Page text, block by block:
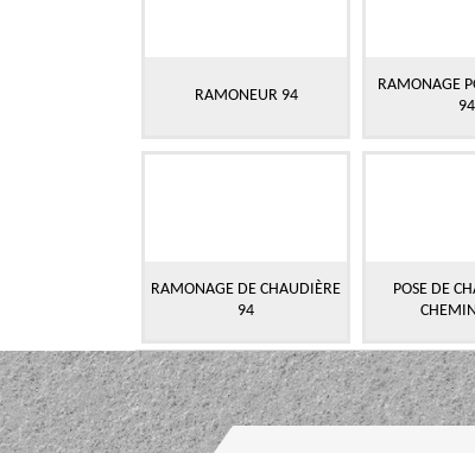
RAMONEUR 94
RAMONAGE
94
RAMONAGE DE CHAUDIÈRE
94
POSE DE